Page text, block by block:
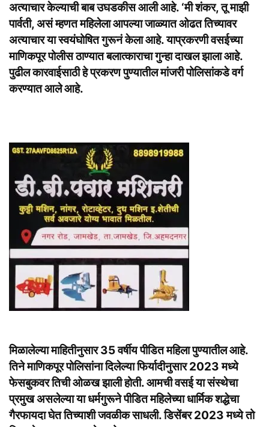
अत्याचार केल्याची बाब उघडकीस आली आहे. ‘मी शंकर, तू माझी
पार्वती, असं म्हणत महिलेला आपल्या जाळ्यात ओढत तिच्यावर
अत्याचार या स्वयंघोषित गुरूनं केला आहे. याप्रकरणी वसईच्या
माणिकपूर पोलीस ठाण्यात बलात्काराचा गुन्हा दाखल झाला आहे.
पुढील कारवाईसाठी हे प्रकरण पुण्यातील मांजरी पोलिसांकडे वर्ग
करण्यात आले आहे.
मिळालेल्या माहितीनुसार 35 वर्षीय पीडित महिला पुण्यातील आहे.
तिने माणिकपूर पोलिसांना दिलेल्या फिर्यादीनुसार 2023 मध्ये
फेसबुकवर तिची ओळख झाली होती. आमची वसई या संस्थेचा
प्रमुख असलेल्या या धर्मगुरूने पीडित महिलेच्या धार्मिक शद्धेचा
गैरफायदा घेत तिच्याशी जवळीक साधली. डिसेंबर 2023 मध्ये तो